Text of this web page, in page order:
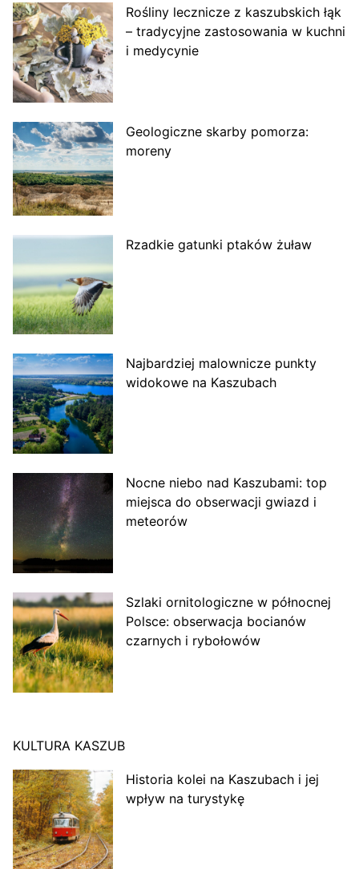
Rośliny lecznicze z kaszubskich łąk
– tradycyjne zastosowania w kuchni
i medycynie
Geologiczne skarby pomorza:
moreny
Rzadkie gatunki ptaków żuław
Najbardziej malownicze punkty
widokowe na Kaszubach
Nocne niebo nad Kaszubami: top
miejsca do obserwacji gwiazd i
meteorów
Szlaki ornitologiczne w północnej
Polsce: obserwacja bocianów
czarnych i rybołowów
KULTURA KASZUB
Historia kolei na Kaszubach i jej
wpływ na turystykę